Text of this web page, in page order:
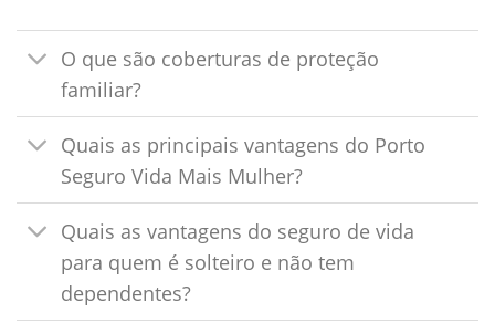
O que são coberturas de proteção
familiar?
Quais as principais vantagens do Porto
Seguro Vida Mais Mulher?
Quais as vantagens do seguro de vida
para quem é solteiro e não tem
dependentes?